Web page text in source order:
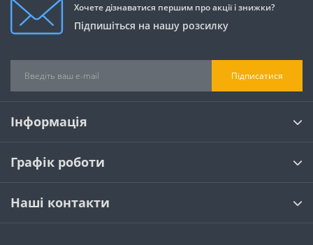
Хочете дізнаватися першим про акції і знижки?
Підпишіться на нашу розсилку
Підписатися
Інформація
Графік роботи
Наші контакти